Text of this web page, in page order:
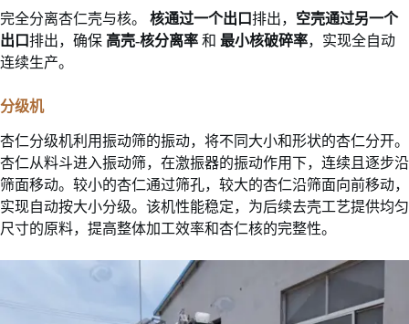
完全分离杏仁壳与核。 核通过一个出口排出， 空壳通过另一个
出口排出，确保 高壳-核分离率 和 最小核破碎率，实现全自动
连续生产。
分级机
杏仁分级机利用振动筛的振动，将不同大小和形状的杏仁分开。
杏仁从料斗进入振动筛，在激振器的振动作用下，连续且逐步沿
筛面移动。较小的杏仁通过筛孔，较大的杏仁沿筛面向前移动，
实现自动按大小分级。该机性能稳定，为后续去壳工艺提供均匀
尺寸的原料，提高整体加工效率和杏仁核的完整性。